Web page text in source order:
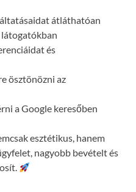
átláthatóan
és
ösztönözni az
a Google keresőben
esztétikus, hanem
nagyobb bevételt és